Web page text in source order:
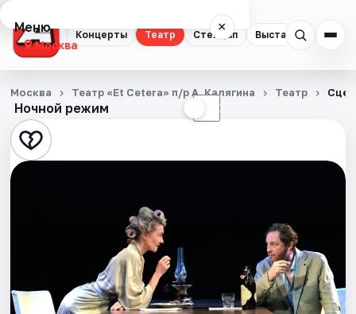
Концерты Театр Стендап Выставки
Меню ×
Москва
Концерты
Театр
Стендап
Спорт
Ночной режим ☾
Москва Театр «Et Cetera» п/р А. Калягина Театр